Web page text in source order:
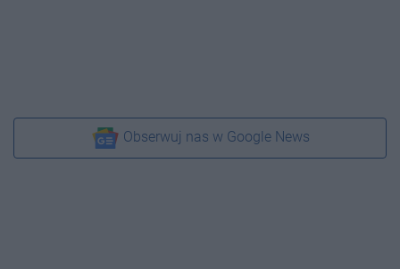
Obserwuj nas w Google News